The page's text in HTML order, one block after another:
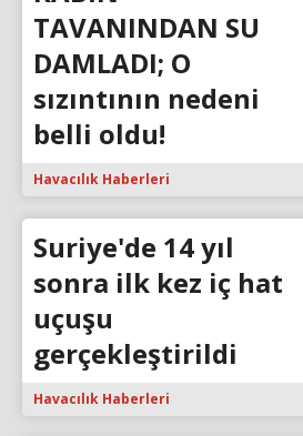
TAVANINDAN SU
DAMLADI; O
sızıntının nedeni
belli oldu!
Havacılık Haberleri
Suriye'de 14 yıl
sonra ilk kez iç hat
uçuşu
gerçekleştirildi
Havacılık Haberleri